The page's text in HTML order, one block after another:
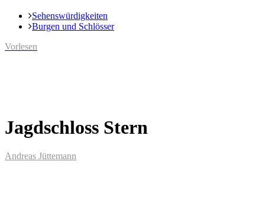
Sehenswürdigkeiten
Burgen und Schlösser
Vorlesen
Jagdschloss Stern
Andreas Jüttemann